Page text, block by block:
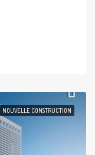
NOUVELLE CONSTRUCTION